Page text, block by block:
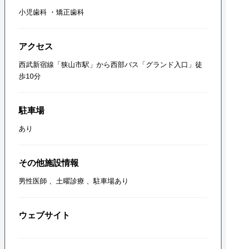
小児歯科 ・ 矯正歯科
アクセス
西武新宿線「狭山市駅」から西部バス「グランド入口」徒
歩10分
駐車場
あり
その他施設情報
男性医師 、 土曜診療 、駐車場あり
ウェブサイト